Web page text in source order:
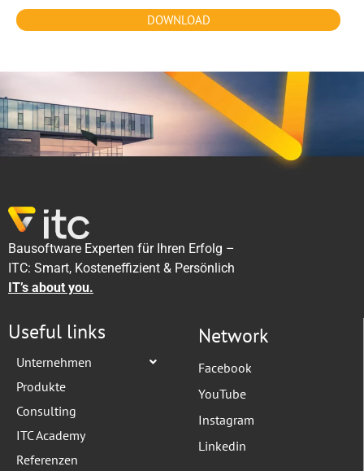
DOWNLOAD
Bausoftware Experten für Ihren Erfolg –
ITC: Smart, Kosteneffizient & Persönlich
IT’s about you.
Useful links
Unternehmen
Produkte
Consulting
ITC Academy
Referenzen
Network
Facebook
YouTube
Instagram
Linkedin